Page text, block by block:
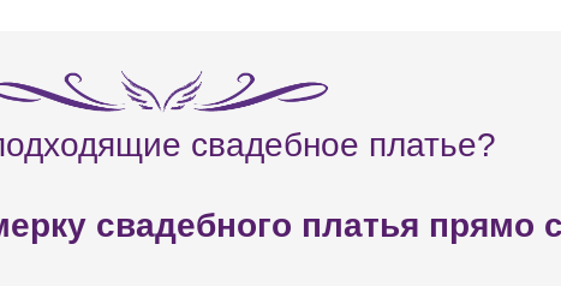
свадебное платье?
свадебного платья прямо